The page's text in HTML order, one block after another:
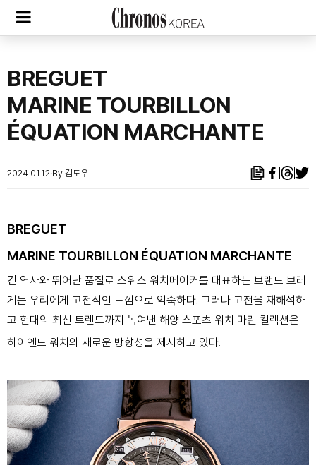
BREGUET
MARINE TOURBILLON
ÉQUATION MARCHANTE
2024.01.12 By 김도우
BREGUET
MARINE TOURBILLON ÉQUATION MARCHANTE
긴 역사와 뛰어난 품질로 스위스 워치메이커를 대표하는 브랜드 브레
게는 우리에게 고전적인 느낌으로 익숙하다. 그러나 고전을 재해석하
고 현대의 최신 트렌드까지 녹여낸 해양 스포츠 워치 마린 컬렉션은
하이엔드 워치의 새로운 방향성을 제시하고 있다.